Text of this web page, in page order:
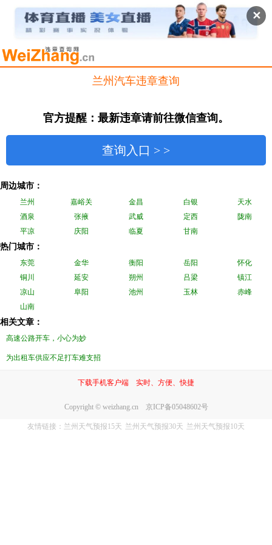
✕
兰州汽车违章查询
官方提醒：最新违章请前往微信查询。
查询入口 > >
周边城市：
兰州 嘉峪关 金昌 白银
天水
酒泉
张掖 武威 定西
陇南
平凉
庆阳 临夏 甘南
热门城市：
东莞 金华 衡阳 岳阳
怀化
铜川
延安 朔州 吕梁
镇江
凉山
阜阳 池州 玉林
赤峰
山南
相关文章：
高速公路开车，小心为妙
为出租车供应不足打车难支招
下载手机客户端 实时、方便、快捷
Copyright © weizhang.cn 京ICP备05048602号
友情链接： 兰州天气预报15天 兰州天气预报30天 兰州天气预报10天